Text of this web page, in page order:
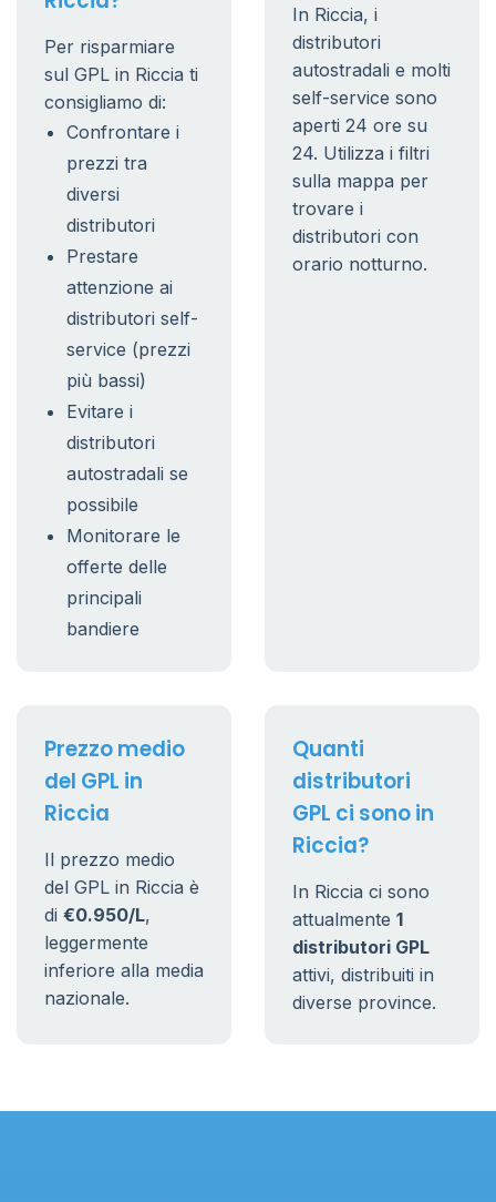
Per risparmiare
sul GPL in Riccia ti
consigliamo di:
Confrontare i
prezzi tra
diversi
distributori
Prestare
attenzione ai
distributori self-
service (prezzi
più bassi)
Evitare i
distributori
autostradali se
possibile
Monitorare le
offerte delle
principali
bandiere
In Riccia, i
distributori
autostradali e molti
self-service sono
aperti 24 ore su
24. Utilizza i filtri
sulla mappa per
trovare i
distributori con
orario notturno.
Prezzo medio
del GPL in
Riccia
Il prezzo medio
del GPL in Riccia è
di €0.950/L,
leggermente
inferiore alla media
nazionale.
Quanti
distributori
GPL ci sono in
Riccia?
In Riccia ci sono
attualmente 1
distributori GPL
attivi, distribuiti in
diverse province.